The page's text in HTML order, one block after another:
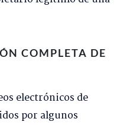
COMPLETA DE
electrónicos de
por algunos